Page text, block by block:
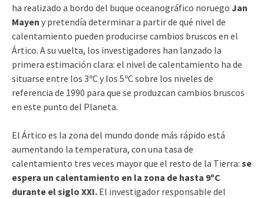
ha realizado a bordo del buque oceanográfico noruego Jan
Mayen y pretendía determinar a partir de qué nivel de
calentamiento pueden producirse cambios bruscos en el
Ártico. A su vuelta, los investigadores han lanzado la
primera estimación clara: el nivel de calentamiento ha de
situarse entre los 3ºC y los 5ºC sobre los niveles de
referencia de 1990 para que se produzcan cambios bruscos
en este punto del Planeta.
El Ártico es la zona del mundo donde más rápido está
aumentando la temperatura, con una tasa de
calentamiento tres veces mayor que el resto de la Tierra: se
espera un calentamiento en la zona de hasta 9ºC
durante el siglo XXI. El investigador responsable del